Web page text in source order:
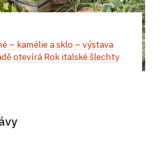
– kamélie a sklo – výstava
otevírá Rok italské šlechty